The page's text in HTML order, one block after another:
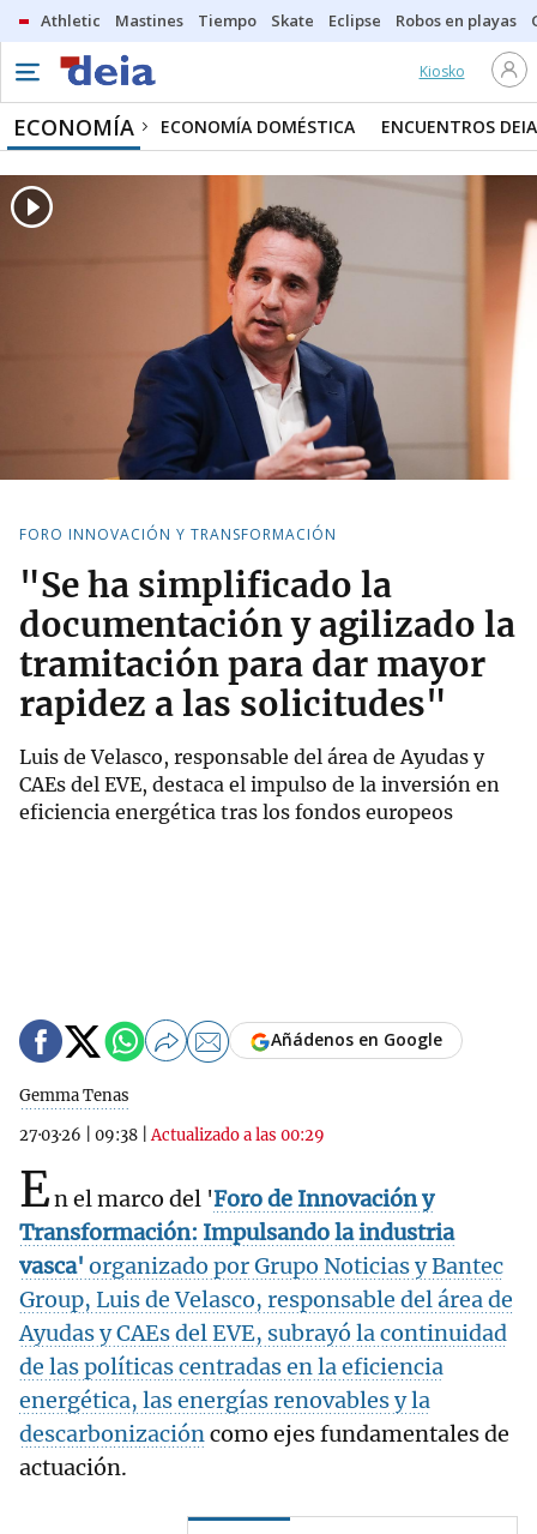
Athletic Mastines Tiempo Skate Eclipse Robos en playas
Kiosko
ECONOMÍA ECONOMÍA DOMÉSTICA ENCUENTROS DEIA
FORO INNOVACIÓN Y TRANSFORMACIÓN
"Se ha simplificado la
documentación y agilizado la
tramitación para dar mayor
rapidez a las solicitudes"
Luis de Velasco, responsable del área de Ayudas y
CAEs del EVE, destaca el impulso de la inversión en
eficiencia energética tras los fondos europeos
Gemma Tenas
27·03·26
09:38 |Actualizado a las 00:29
Añádenos en Google
En el marco del 'Foro de Innovación y
Transformación: Impulsando la industria
vasca' organizado por Grupo Noticias y Bantec
Group, Luis de Velasco, responsable del área de
Ayudas y CAEs del EVE, subrayó la continuidad
de las políticas centradas en la eficiencia
energética, las energías renovables y la
descarbonizacióncomo ejes fundamentales de
actuación.